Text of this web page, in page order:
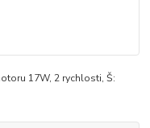
17W, 2 rychlosti, Š: